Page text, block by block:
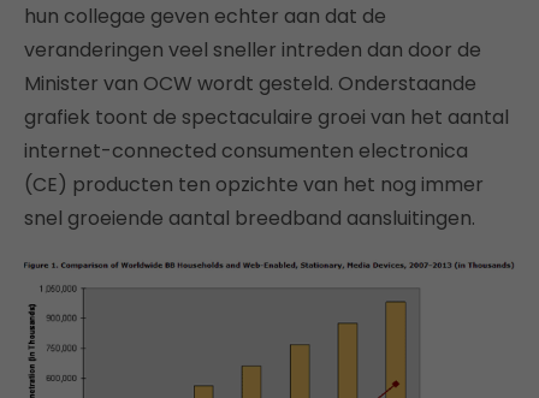
hun collegae geven echter aan dat de
veranderingen veel sneller intreden dan door de
Minister van OCW wordt gesteld. Onderstaande
grafiek toont de spectaculaire groei van het aantal
internet-connected consumenten electronica
(CE) producten ten opzichte van het nog immer
snel groeiende aantal breedband aansluitingen.